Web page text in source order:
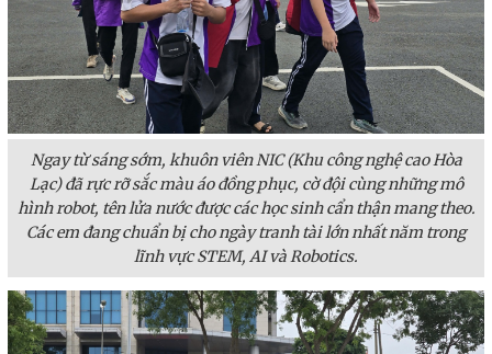
Ngay từ sáng sớm, khuôn viên NIC (Khu công nghệ cao Hòa
Lạc) đã rực rỡ sắc màu áo đồng phục, cờ đội cùng những mô
hình robot, tên lửa nước được các học sinh cẩn thận mang theo.
Các em đang chuẩn bị cho ngày tranh tài lớn nhất năm trong
lĩnh vực STEM, AI và Robotics.